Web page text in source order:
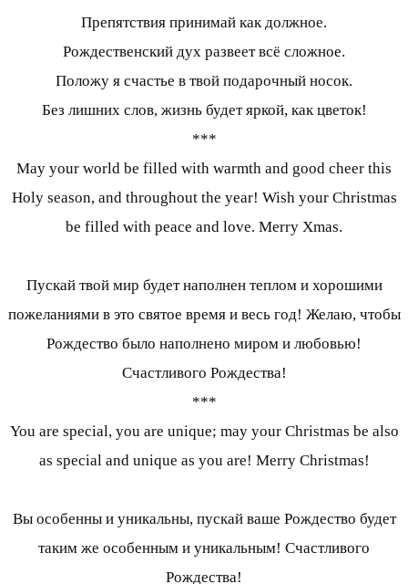
Препятствия принимай как должное.
Рождественский дух развеет всё сложное.
Положу я счастье в твой подарочный носок.
Без лишних слов, жизнь будет яркой, как цветок!
***
May your world be filled with warmth and good cheer this
Holy season, and throughout the year! Wish your Christmas
be filled with peace and love. Merry Xmas.
Пускай твой мир будет наполнен теплом и хорошими
пожеланиями в это святое время и весь год! Желаю, чтобы
Рождество было наполнено миром и любовью!
Счастливого Рождества!
***
You are special, you are unique; may your Christmas be also
as special and unique as you are! Merry Christmas!
Вы особенны и уникальны, пускай ваше Рождество будет
таким же особенным и уникальным! Счастливого
Рождества!